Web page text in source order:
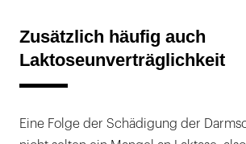
Zusätzlich häufig auch
Laktoseunverträglichkeit
Eine Folge der Schädigung der